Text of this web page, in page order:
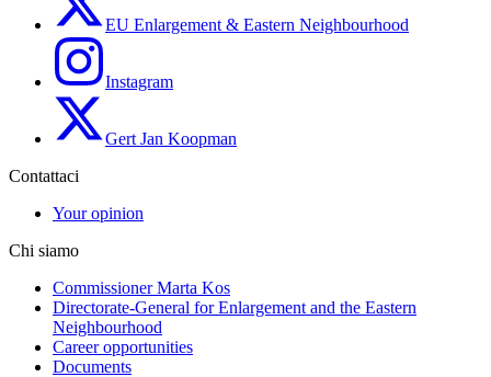
EU Enlargement & Eastern Neighbourhood
Instagram
Gert Jan Koopman
Contattaci
Your opinion
Chi siamo
Commissioner Marta Kos
Directorate-General for Enlargement and the Eastern
Neighbourhood
Career opportunities
Documents